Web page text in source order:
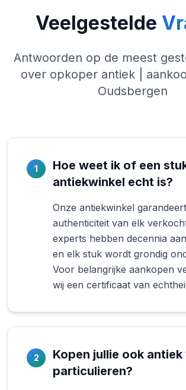
Veelgestelde
Antwoorden op de meest
over opkoper antiek |
Oudsbergen
1
Hoe weet ik of een
antiekwinkel echt is?
Onze antiekwinkel
authenticiteit van elk
experts hebben decennia
en elk stuk wordt grondig
Voor belangrijke aankopen
wij een certificaat van
2
Kopen jullie ook antiek
particulieren?